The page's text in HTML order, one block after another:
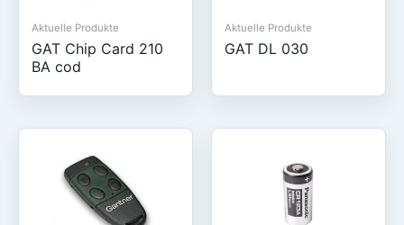
Aktuelle Produkte
GAT Chip Card 210
BA cod
Aktuelle Produkte
GAT DL 030